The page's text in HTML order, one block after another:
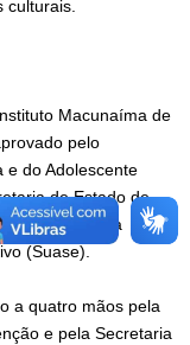
culturais.
Macunaíma de
pelo
e do Adolescente
de Estado de
(Sejusp) e da
(Suase).
a quatro mãos pela
e pela Secretaria